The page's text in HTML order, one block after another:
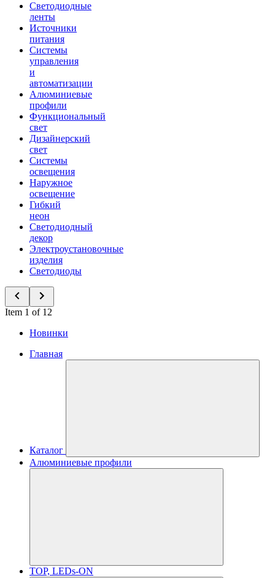
Светодиодные
ленты
Источники
питания
Системы
управления
и
автоматизации
Алюминиевые
профили
Функциональный
свет
Дизайнерский
свет
Системы
освещения
Наружное
освещение
Гибкий
неон
Светодиодный
декор
Электроустановочные
изделия
Светодиоды
Item 1 of 12
Новинки
Главная
Каталог
Алюминиевые профили
TOP, LEDs-ON